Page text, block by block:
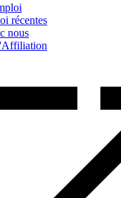
récentes
nous